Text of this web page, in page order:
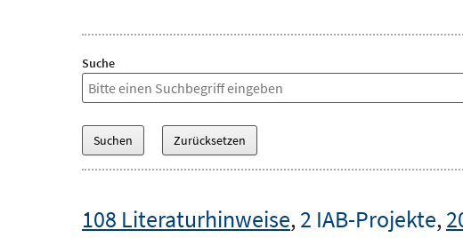
Suche
108 Literaturhinweise,2 IAB-Projekte,